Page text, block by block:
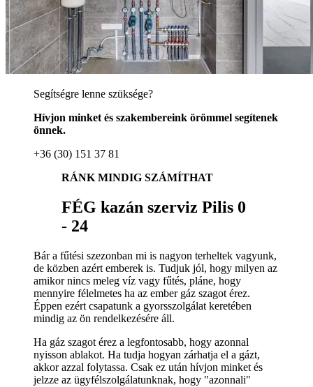
Segítségre lenne szüksége?
Hívjon minket és szakembereink örömmel segítenek
önnek.
+36 (30) 151 37 81
RÁNK MINDIG SZÁMÍTHAT
FÉG kazán szerviz Pilis 0
- 24
Bár a fűtési szezonban mi is nagyon terheltek vagyunk,
de közben azért emberek is. Tudjuk jól, hogy milyen az
amikor nincs meleg víz vagy fűtés, pláne, hogy
mennyire félelmetes ha az ember gáz szagot érez.
Éppen ezért csapatunk a gyorsszolgálat keretében
mindig az ön rendelkezésére áll.
Ha gáz szagot érez a legfontosabb, hogy azonnal
nyisson ablakot. Ha tudja hogyan zárhatja el a gázt,
akkor azzal folytassa. Csak ez után hívjon minket és
jelzze az ügyfélszolgálatunknak, hogy "azonnali"